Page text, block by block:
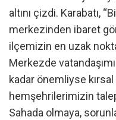
altını çizdi. Karabatı,
merkezinden ibaret
ilçemizin en uzak
Merkezde
kadar önemliyse
hemşehrilerimizin
Sahada olmaya,